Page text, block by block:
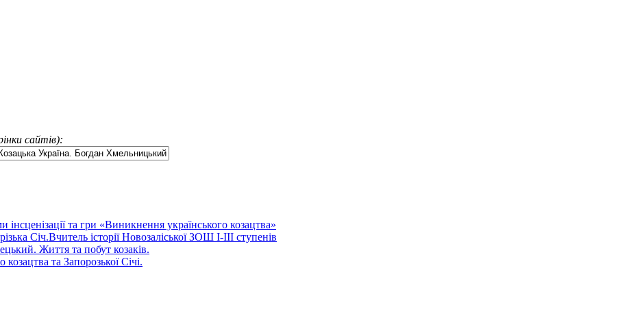
сайтів):
та гри «Виникнення українського козацтва»
Січ.Вчитель історії Новозаліської ЗОШ І-ІІІ ступенів
Життя та побут козаків.
та Запорозької Січі.